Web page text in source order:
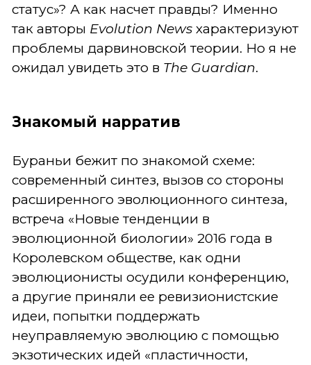
статус»? А как насчет правды? Именно
так авторы Evolution News характеризуют
проблемы дарвиновской теории. Но я не
ожидал увидеть это в The Guardian.
Знакомый нарратив
Бураньи бежит по знакомой схеме:
современный синтез, вызов со стороны
расширенного эволюционного синтеза,
встреча «Новые тенденции в
эволюционной биологии» 2016 года в
Королевском обществе, как одни
эволюционисты осудили конференцию,
а другие приняли ее ревизионистские
идеи, попытки поддержать
неуправляемую эволюцию с помощью
экзотических идей «пластичности,